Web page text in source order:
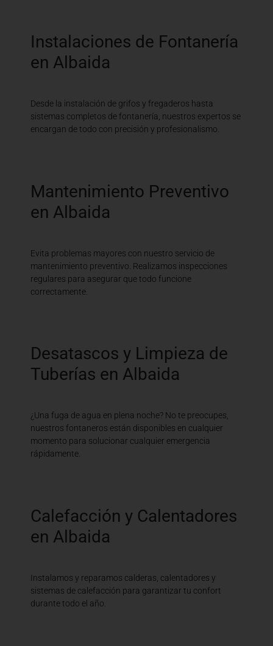
Instalaciones de Fontanería
en Albaida
Desde la instalación de grifos y fregaderos hasta
sistemas completos de fontanería, nuestros expertos se
encargan de todo con precisión y profesionalismo.
Mantenimiento Preventivo
en Albaida
Evita problemas mayores con nuestro servicio de
mantenimiento preventivo. Realizamos inspecciones
regulares para asegurar que todo funcione
correctamente.
Desatascos y Limpieza de
Tuberías en Albaida
¿Una fuga de agua en plena noche? No te preocupes,
nuestros fontaneros están disponibles en cualquier
momento para solucionar cualquier emergencia
rápidamente.
Calefacción y Calentadores
en Albaida
Instalamos y reparamos calderas, calentadores y
sistemas de calefacción para garantizar tu confort
durante todo el año.